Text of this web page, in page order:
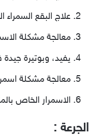
علاج البقع
معالجة مشكلة
يفيد، وبوتيرة
معالجة مشكلة
الاسمرار الخاص
الجرعة :